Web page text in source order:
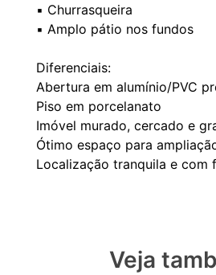
▪️ Churrasqueira
▪️ Amplo pátio nos fundos
Diferenciais:
Abertura em alumínio/PVC
Piso em porcelanato
Imóvel murado, cercado e
Ótimo espaço para
Veja